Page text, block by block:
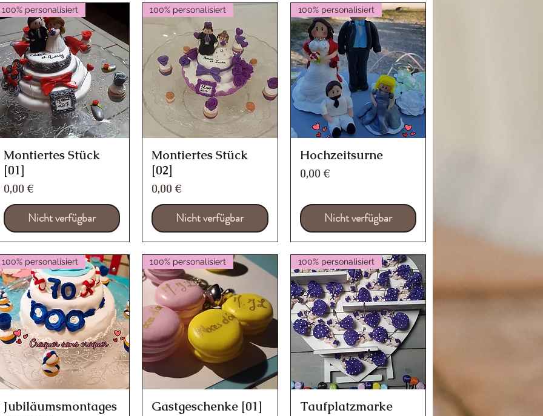
Schnellansicht
100% personalisiert
Montiertes Stück
[01]
Preis
0,00 €
Nicht verfügbar
Schnellansicht
100% personalisiert
Montiertes Stück
[02]
Preis
0,00 €
Nicht verfügbar
Schnellansicht
100% personalisiert
Hochzeitsurne
Preis
0,00 €
Nicht verfügbar
Schnellansicht
100% personalisiert
Jubiläumsmontages
Schnellansicht
100% personalisiert
Gastgeschenke [01] Schnellansicht
100% personalisiert
Taufplatzmarke